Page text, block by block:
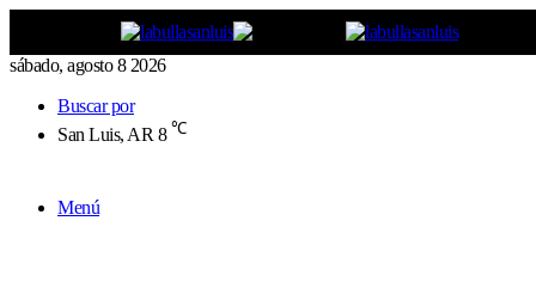
sábado, agosto 8 2026
Buscar por
San Luis, AR 8 ℃
Menú